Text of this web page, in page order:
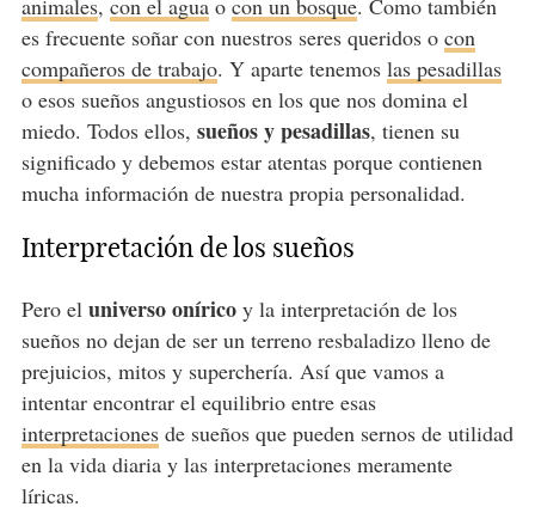
animales, con el aguao con un bosque. Como también
es frecuente soñar con nuestros seres queridos o con
compañeros de trabajo. Y aparte tenemos las pesadillas
o esos sueños angustiosos en los que nos domina el
miedo. Todos ellos, sueños y pesadillas, tienen su
significado y debemos estar atentas porque contienen
mucha información de nuestra propia personalidad.
Interpretación de los sueños
Pero el universo oníricoy la interpretación de los
sueños no dejan de ser un terreno resbaladizo lleno de
prejuicios, mitos y superchería. Así que vamos a
intentar encontrar el equilibrio entre esas
interpretacionesde sueños que pueden sernos de utilidad
en la vida diaria y las interpretaciones meramente
líricas.